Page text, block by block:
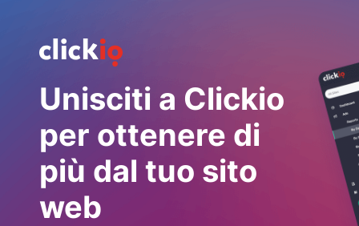
Unisciti a Clickio
per ottenere di
più dal tuo sito
web